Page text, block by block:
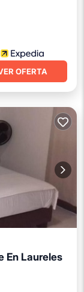
OFERTA
En Laureles